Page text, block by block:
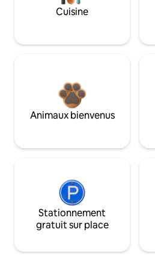
Cuisine
Animaux bienvenus
Stationnement
gratuit sur place